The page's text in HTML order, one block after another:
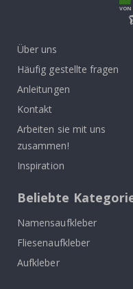
VON
Über uns
Häufig gestellte fragen
Anleitungen
Kontakt
Arbeiten sie mit uns
zusammen!
Inspiration
Beliebte
Namensaufkleber
Fliesenaufkleber
Aufkleber